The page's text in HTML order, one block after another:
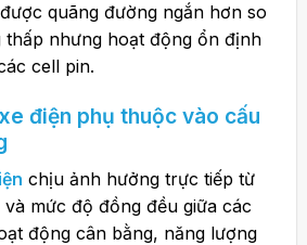
quãng đường ngắn hơn so
thấp nhưng hoạt động ổn định
cell pin.
điện phụ thuộc vào cấu
chịu ảnh hưởng trực tiếp từ
mức độ đồng đều giữa các
động cân bằng, năng lượng